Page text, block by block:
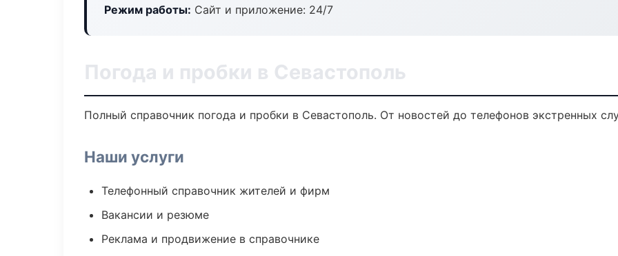
Режим работы: Сайт и приложение: 24/7
Погода и пробки в Севастополь
Полный справочник погода и пробки в Севастополь. От новостей до телефонов экстренных
Наши услуги
Телефонный справочник жителей и фирм
Вакансии и резюме
Реклама и продвижение в справочнике